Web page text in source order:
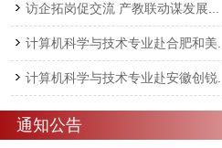
访企拓岗促交流 产教联动谋发展...
计算机科学与技术专业赴合肥和美...
计算机科学与技术专业赴安徽创锐...
通知公告